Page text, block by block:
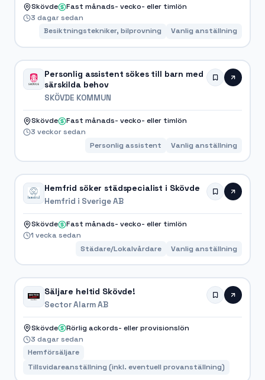
Skövde
Fast månads- vecko- eller timlön
3 dagar sedan
Besiktningstekniker, bilprovning
Vanlig anställning
Personlig assistent sökes till barn med
särskilda behov
SKÖVDE KOMMUN
Skövde
Fast månads- vecko- eller timlön
3 veckor sedan
Personlig assistent
Vanlig anställning
Hemfrid söker städspecialist i Skövde
Hemfrid i Sverige AB
Skövde
Fast månads- vecko- eller timlön
1 vecka sedan
Städare/Lokalvårdare
Vanlig anställning
Säljare heltid Skövde!
Sector Alarm AB
Skövde
Rörlig ackords- eller provisionslön
3 dagar sedan
Hemförsäljare
Tillsvidareanställning (inkl. eventuell provanställning)